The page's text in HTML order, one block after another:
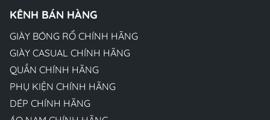
KÊNH BÁN HÀNG
GIÀY BÓNG RỔ CHÍNH HÃNG
GIÀY CASUAL CHÍNH HÃNG
QUẦN CHÍNH HÃNG
PHỤ KIỆN CHÍNH HÃNG
DÉP CHÍNH HÃNG